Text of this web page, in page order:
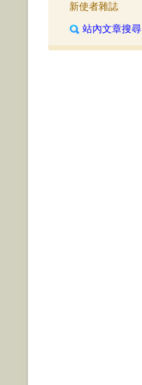
新使者雜誌
站內文章搜尋